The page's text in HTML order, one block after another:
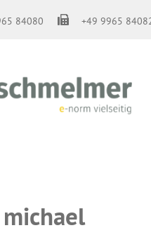
84080 +49 9965
michael